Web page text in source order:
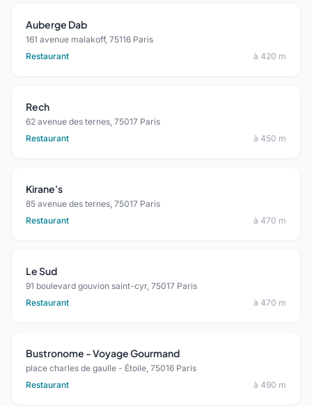
Auberge Dab
161 avenue malakoff, 75116 Paris
Restaurant
à 420 m
Rech
62 avenue des ternes, 75017 Paris
Restaurant
à 450 m
Kirane's
85 avenue des ternes, 75017 Paris
Restaurant
à 470 m
Le Sud
91 boulevard gouvion saint-cyr, 75017 Paris
Restaurant
à 470 m
Bustronome - Voyage Gourmand
place charles de gaulle - Étoile, 75016 Paris
Restaurant
à 490 m